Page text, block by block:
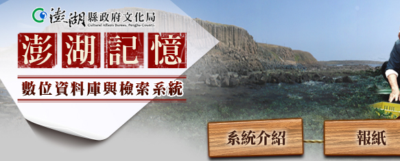
系統介紹 報紙